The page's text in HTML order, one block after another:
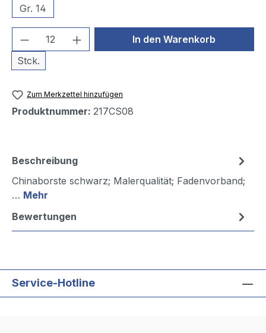
Gr. 14
Produkt Anzahl: Gib den
Stck.
In den Warenkorb
Zum Merkzettel hinzufügen
Produktnummer: 217CS08
Beschreibung
Chinaborste schwarz; Malerqualität; Fadenvorband;
… Mehr
Bewertungen
Service-Hotline